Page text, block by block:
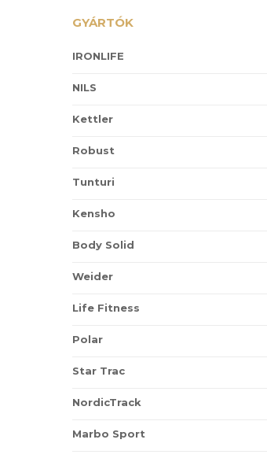
GYÁRTÓK
IRONLIFE
NILS
Kettler
Robust
Tunturi
Kensho
Body Solid
Weider
Life Fitness
Polar
Star Trac
NordicTrack
Marbo Sport